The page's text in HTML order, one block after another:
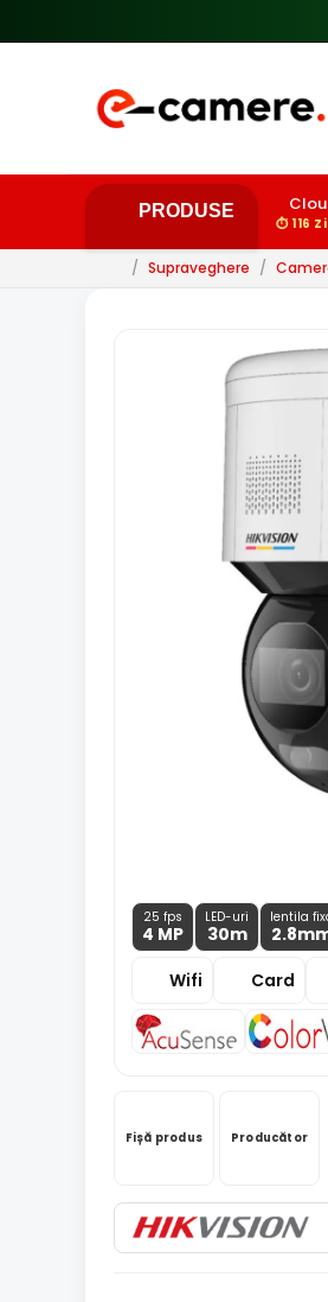
PRODUSE
⏱ 116
/ Supraveghere /
25 fps
4 MP
LED-uri
30m
lentila
2.8
Wifi
Card
Fișă produs Producător